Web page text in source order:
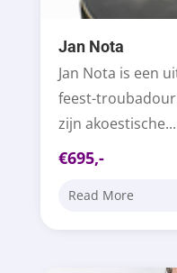
Jan Nota
Jan Nota is een
feest-
zijn akoestische...
€695,-
Read More